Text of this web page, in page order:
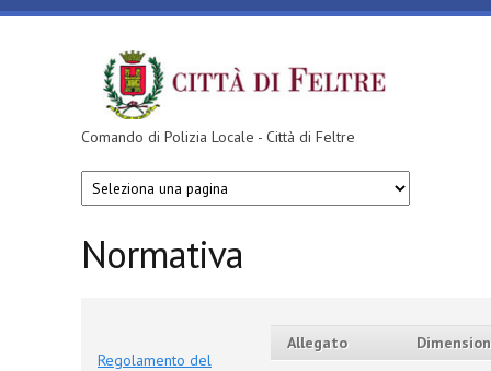
Salta al contenuto principale
Comando di Polizia Locale - Città di Feltre
Normativa
Regolamento del
Allegato